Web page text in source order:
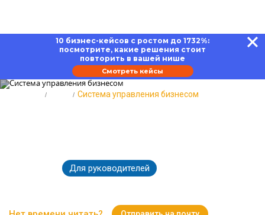
10 бизнес-кейсов с ростом до 1732%:
посмотрите, какие решения стоит
повторить в вашей нише
Смотреть кейсы
Система управления бизнесом
Для руководителей